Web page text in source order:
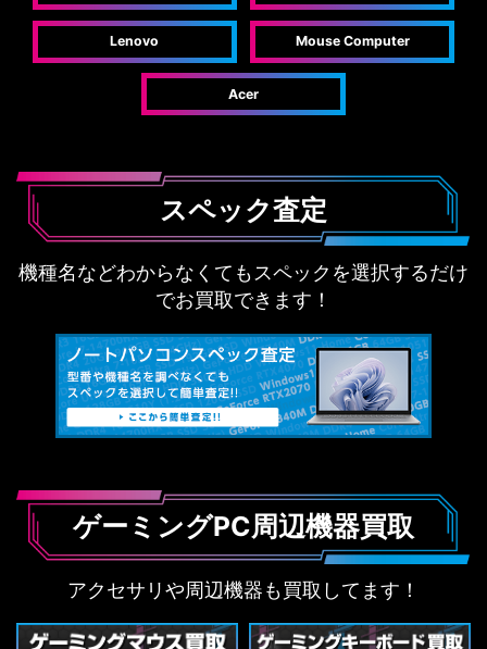
Lenovo Mouse Computer
Acer
スペック査定
機種名などわからなくてもスペックを選択するだけ
でお買取できます！
ゲーミングPC周辺機器買取
アクセサリや周辺機器も買取してます！